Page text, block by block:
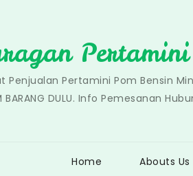
Pertamini
Penjualan Pertamini Pom Bensin
BARANG DULU. Info Pemesanan
Home Abouts Us